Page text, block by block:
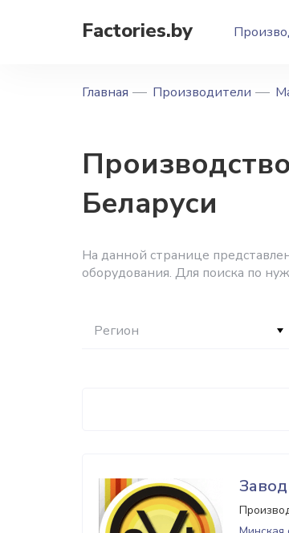
Factories.by
Главная Производители
Беларуси
На данной странице
оборудования. Для поиска по
Регион